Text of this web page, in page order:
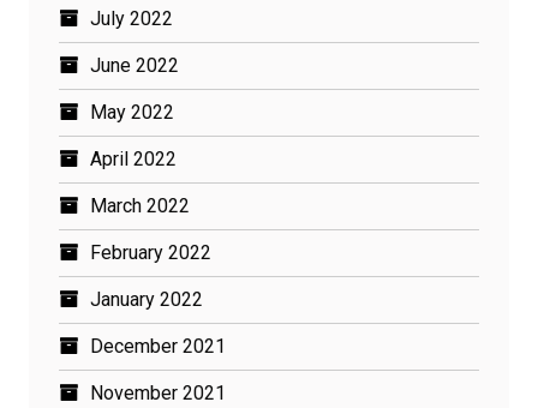
July 2022
June 2022
May 2022
April 2022
March 2022
February 2022
January 2022
December 2021
November 2021